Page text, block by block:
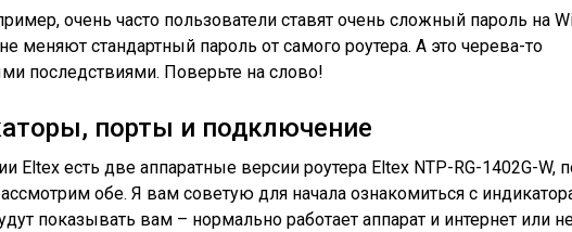
очень часто пользователи ставят очень сложный пароль на
меняют стандартный пароль от самого роутера. А это черева-то
последствиями. Поверьте на слово!
порты и подключение
Eltex есть две аппаратные версии роутера Eltex NTP-RG-1402G-W,
обе. Я вам советую для начала ознакомиться с
показывать вам – нормально работает аппарат и интернет или